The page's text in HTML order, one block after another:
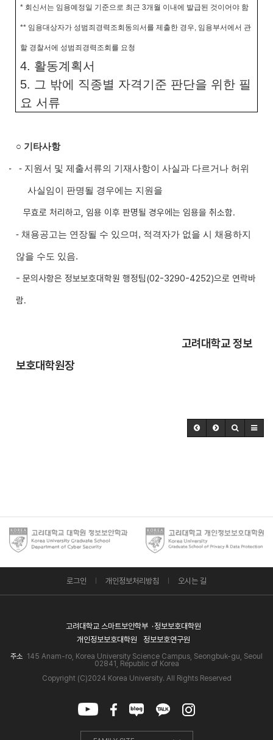
* 회신서는 임용예정일 기준으로 최근 3개월 이내에 발급된 것이어야 함
** 임용대상자가 성범죄경력조회동의서를 제출한 경우 임용부서에서 관
할 경찰서에 성범죄경력조회를 요청
4. 활동계획서
5. 그 밖에 직종별 자격기준 판단을 위한 필
요 서류
○ 기타사항
- - 지원서 및 제출서류의 기재사항이 사실과 다르거나 허위
사실임이 판명될 경우에는 지원을
무효로 처리하고, 임용 이후 판명될 경우에는 임용을 취소함.
-채용공고는 연장될 수 있으며 , 적격자가 없을 시 채용하지
않을 수도 있음.
-문의사항은 정보보호대학원 행정팀(02-3290-4252)으로 연락바
람.
고려대학교 정보
보호대학원장
로그인 개인정보처리방침 오시는 길
고려대학교 스마트보안학부
정보보호대학원
개인정보보호대학원
정보보호연구원
주소 145 Anam-ro, Korea University Science Campus, Seongbuk-gu, Seoul
02841, Republic of Korea
Copyright (C)2024 Korea University. All Rights Reserved